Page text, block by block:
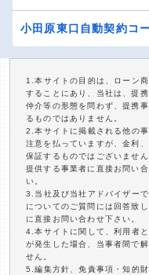
小田原東口自動契約コ
1.本サイトの目的は、ローン
することにあり、当社は、提
仲介等の形態を問わず、提携
るものではありません。
2.本サイトに掲載される他の
注意を払っていますが、金利
保証するものではございませ
提供する事業者に直接お問い
い。
3.当社及び当社アドバイザー
についてのご質問には回答致
に直接お問い合わせ下さい。
4.本サイトに関して、利用者
が発生した場合、当事者間で
せん。
5.編集方針、免責事項・知的